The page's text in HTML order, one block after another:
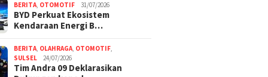
BERITA, OTOMOTIF 31/07/2026
BYD Perkuat Ekosistem
Kendaraan Energi B…
BERITA, OLAHRAGA, OTOMOTIF,
SULSEL
24/07/2026
Tim Andra 09 Deklarasikan